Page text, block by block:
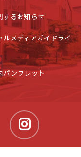
するお知らせ
ルメディアガイドライ
パンフレット